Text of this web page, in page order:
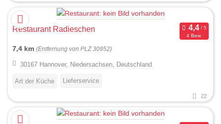
Restaurant Radieschen
4 Bew.
7,4 km (Entfernung von PLZ 30952)
30167 Hannover, Niedersachsen, Deutschland
Art der Küche Lieferservice
22